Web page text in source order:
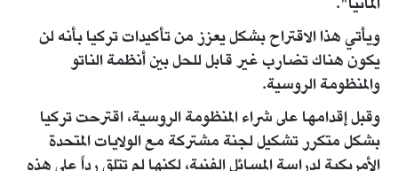
ويأتي هذا الاقتراح بشكل يعزز من تأكيدات تركيا بأنه لن
يكون هناك تضارب غير قابل للحل بين أنظمة الناتو
والمنظومة الروسية.
وقبل إقدامها على شراء المنظومة الروسية، اقترحت تركيا
بشكل متكرر تشكيل لجنة مشتركة مع الولايات المتحدة